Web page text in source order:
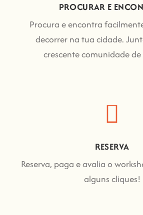
PROCURAR E
Procura e encontra
decorrer na tua cidade.
crescente comunidade
RESERVA
Reserva, paga e avalia o
alguns cliques!